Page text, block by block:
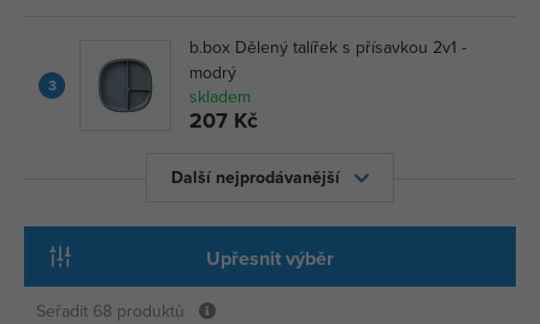
3
b.box Dělený talířek s přísavkou 2v1 -
modrý
skladem
207 Kč
Další nejprodávanější
Upřesnit výběr
Seřadit 68 produktů